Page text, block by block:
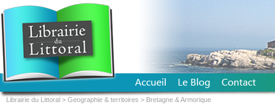
Librairie du Littoral > Geographie & territoires > Bretagne & Armorique